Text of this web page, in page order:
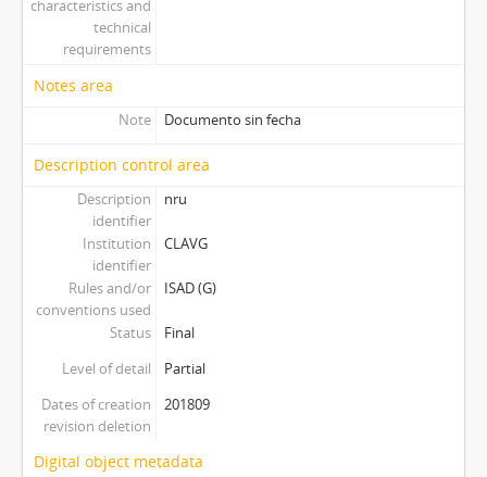
characteristics and
technical
requirements
Notes area
Note Documento sin fecha
Description control area
Description
identifier
nru
Institution
identifier
CLAVG
Rules and/or
conventions used
ISAD (G)
Status
Final
Level of detail
Partial
Dates of creation
revision deletion
201809
Digital object metadata